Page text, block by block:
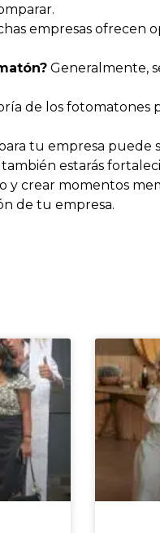
empresas ofrecen
Generalmente,
de los fotomatones
tu empresa puede
estarás
y crear momentos
de tu empresa.